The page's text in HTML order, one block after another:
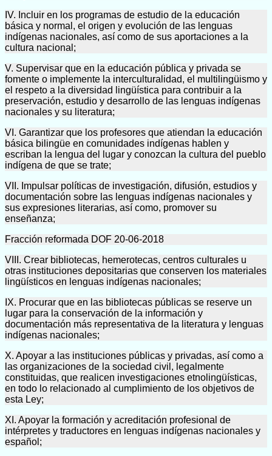
IV. Incluir en los programas de estudio de la educación
básica y normal, el origen y evolución de las lenguas
indígenas nacionales, así como de sus aportaciones a la
cultura nacional;
V. Supervisar que en la educación pública y privada se
fomente o implemente la interculturalidad, el multilingüismo y
el respeto a la diversidad lingüística para contribuir a la
preservación, estudio y desarrollo de las lenguas indígenas
nacionales y su literatura;
VI. Garantizar que los profesores que atiendan la educación
básica bilingüe en comunidades indígenas hablen y
escriban la lengua del lugar y conozcan la cultura del pueblo
indígena de que se trate;
VII. Impulsar políticas de investigación, difusión, estudios y
documentación sobre las lenguas indígenas nacionales y
sus expresiones literarias, así como, promover su
enseñanza;
Fracción reformada DOF 20-06-2018
VIII. Crear bibliotecas, hemerotecas, centros culturales u
otras instituciones depositarias que conserven los materiales
lingüísticos en lenguas indígenas nacionales;
IX. Procurar que en las bibliotecas públicas se reserve un
lugar para la conservación de la información y
documentación más representativa de la literatura y lenguas
indígenas nacionales;
X. Apoyar a las instituciones públicas y privadas, así como a
las organizaciones de la sociedad civil, legalmente
constituidas, que realicen investigaciones etnolingüísticas,
en todo lo relacionado al cumplimiento de los objetivos de
esta Ley;
XI. Apoyar la formación y acreditación profesional de
intérpretes y traductores en lenguas indígenas nacionales y
español;